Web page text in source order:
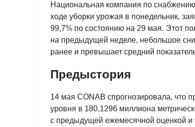
Национальная компания по
ходе уборки урожая в понедельник,
99,7% по состоянию на 29 мая. Этот
на предыдущей неделе, небольшое
ранее и превышает средний
Предыстория
14 мая CONAB спрогнозировала, что
уровня в 180,1296 миллиона
с предыдущей ежемесячной оценкой и